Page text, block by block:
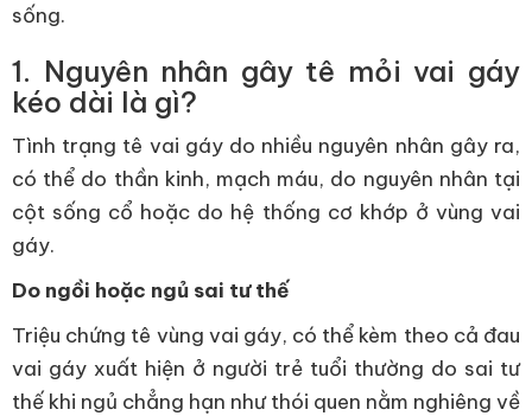
sống.
1. Nguyên nhân gây tê mỏi vai gáy
kéo dài là gì?
Tình trạng tê vai gáy do nhiều nguyên nhân gây ra,
có thể do thần kinh, mạch máu, do nguyên nhân tại
cột sống cổ hoặc do hệ thống cơ khớp ở vùng vai
gáy.
Do ngồi hoặc ngủ sai tư thế
Triệu chứng tê vùng vai gáy, có thể kèm theo cả đau
vai gáy xuất hiện ở người trẻ tuổi thường do sai tư
thế khi ngủ chẳng hạn như thói quen nằm nghiêng về